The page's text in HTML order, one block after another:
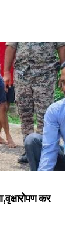
कर